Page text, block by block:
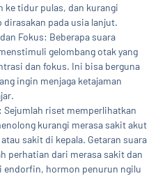
ke tidur pulas, dan kurangi
dirasakan pada usia lanjut.
Fokus: Beberapa suara
gelombang otak yang
dan fokus. Ini bisa berguna
ingin menjaga ketajaman
Sejumlah riset memperlihatkan
kurangi merasa sakit akut
sakit di kepala. Getaran suara
perhatian dari merasa sakit dan
endorfin, hormon penurun ngilu